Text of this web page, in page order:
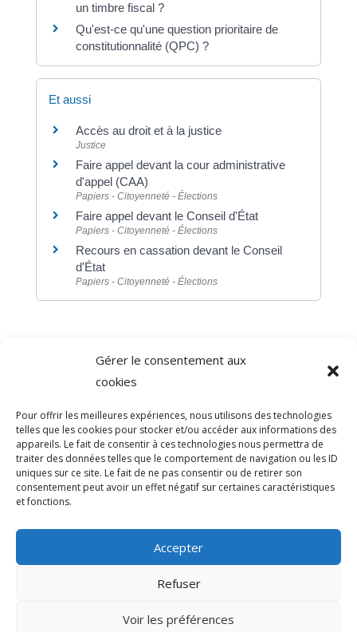
Gérer le consentement aux
cookies
Pour offrir les meilleures expériences, nous utilisons des technologies
telles que les cookies pour stocker et/ou accéder aux informations des
appareils. Le fait de consentir à ces technologies nous permettra de
traiter des données telles que le comportement de navigation ou les ID
uniques sur ce site. Le fait de ne pas consentir ou de retirer son
consentement peut avoir un effet négatif sur certaines caractéristiques
et fonctions.
Accepter
Refuser
Voir les préférences
un timbre fiscal ?
Qu'est-ce qu'une question prioritaire de
constitutionnalité (QPC) ?
Et aussi
Accès au droit et à la justice
Justice
Faire appel devant la cour administrative
d'appel (CAA)
Papiers - Citoyenneté - Élections
Faire appel devant le Conseil d'État
Papiers - Citoyenneté - Élections
Recours en cassation devant le Conseil
d'État
Papiers - Citoyenneté - Élections
Direction de l'information légale et administrative
comarquage developpé par
© 2026 Mairie de Sainte-Léocadie | Site